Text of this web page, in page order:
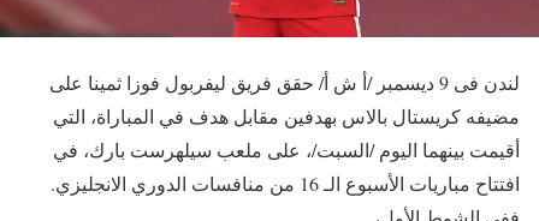
لندن فى 9 ديسمبر /أ ش أ/ حقق فريق ليفربول فوزا ثمينا على
مضيفه كريستال بالاس بهدفين مقابل هدف في المباراة، التي
أقيمت بينهما اليوم /السبت/، على ملعب سيلهرست بارك، في
افتتاح مباريات الأسبوع الـ 16 من منافسات الدوري الانجليزي.